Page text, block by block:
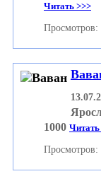
Читать >>>
1000 Читать